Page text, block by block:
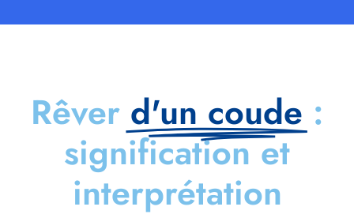
Rêver d'un coude :
signification et
interprétation